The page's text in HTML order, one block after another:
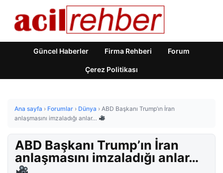
Güncel Haberler Firma Rehberi Forum
Çerez Politikası
Ana sayfa › Forumlar › Dünya › ABD Başkanı Trump’ın İran
anlaşmasını imzaladığı anlar…
ABD Başkanı Trump’ın İran
anlaşmasını imzaladığı anlar…